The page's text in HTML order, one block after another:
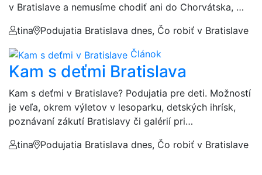
v Bratislave a nemusíme chodiť ani do Chorvátska, …
tina
Podujatia Bratislava dnes, Čo robiť v Bratislave
Článok
Kam s deťmi Bratislava
Kam s deťmi v Bratislave? Podujatia pre deti. Možností
je veľa, okrem výletov v lesoparku, detských ihrísk,
poznávaní zákutí Bratislavy či galérií pri…
tina
Podujatia Bratislava dnes, Čo robiť v Bratislave